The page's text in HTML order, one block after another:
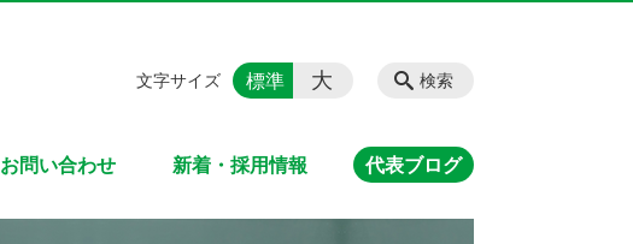
お問い合わせ 新着・採用情報 代表ブログ
検索
文字サイズ 標準 大